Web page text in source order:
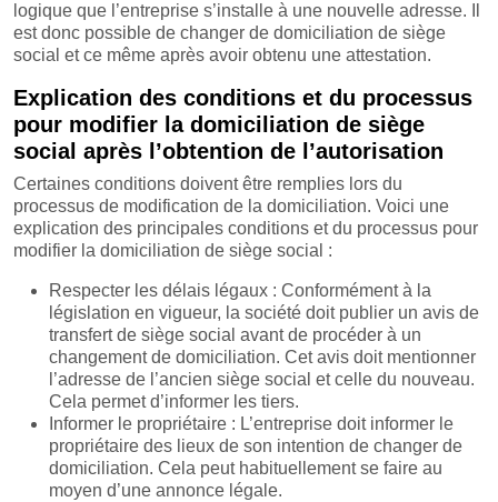
logique que l’entreprise s’installe à une nouvelle adresse. Il
est donc possible de changer de domiciliation de siège
social et ce même après avoir obtenu une attestation.
Explication des conditions et du processus
pour modifier la domiciliation de siège
social après l’obtention de l’autorisation
Certaines conditions doivent être remplies lors du
processus de modification de la domiciliation. Voici une
explication des principales conditions et du processus pour
modifier la domiciliation de siège social :
Respecter les délais légaux : Conformément à la
législation en vigueur, la société doit publier un avis de
transfert de siège social avant de procéder à un
changement de domiciliation. Cet avis doit mentionner
l’adresse de l’ancien siège social et celle du nouveau.
Cela permet d’informer les tiers.
Informer le propriétaire : L’entreprise doit informer le
propriétaire des lieux de son intention de changer de
domiciliation. Cela peut habituellement se faire au
moyen d’une annonce légale.